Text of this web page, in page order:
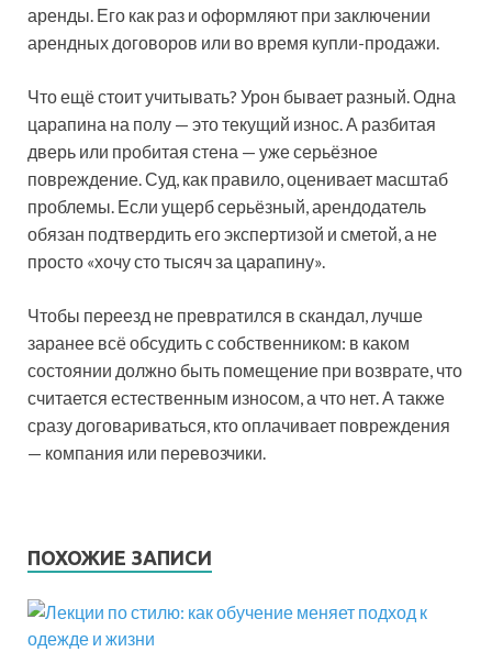
аренды. Его как раз и оформляют при заключении
арендных договоров или во время купли-продажи.
Что ещё стоит учитывать? Урон бывает разный. Одна
царапина на полу — это текущий износ. А разбитая
дверь или пробитая стена — уже серьёзное
повреждение. Суд, как правило, оценивает масштаб
проблемы. Если ущерб серьёзный, арендодатель
обязан подтвердить его экспертизой и сметой, а не
просто «хочу сто тысяч за царапину».
Чтобы переезд не превратился в скандал, лучше
заранее всё обсудить с собственником: в каком
состоянии должно быть помещение при возврате, что
считается естественным износом, а что нет. А также
сразу договариваться, кто оплачивает повреждения
— компания или перевозчики.
ПОХОЖИЕ ЗАПИСИ